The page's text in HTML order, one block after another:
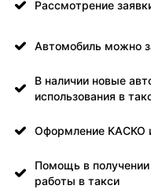
Рассмотрение
Автомобиль можно
В наличии новые
использования в
Оформление КАСКО
Помощь в получении
работы в такси